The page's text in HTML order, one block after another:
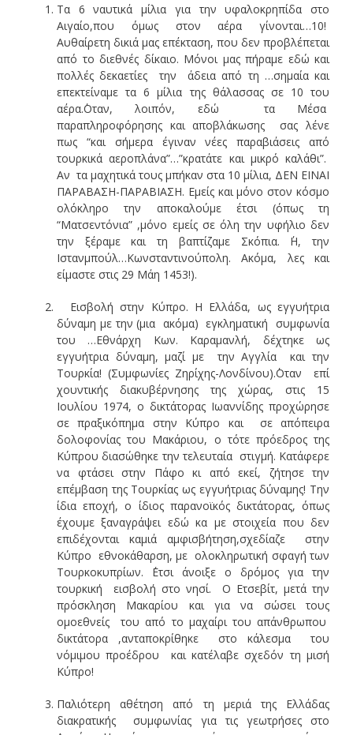
Τα 6 ναυτικά μίλια για την υφαλοκρηπίδα στο
Αιγαίο,που όμως στον αέρα γίνονται…10!
Αυθαίρετη δικιά μας επέκταση, που δεν προβλέπεται
από το διεθνές δίκαιο. Μόνοι μας πήραμε εδώ και
πολλές δεκαετίες την άδεια από τη …σημαία και
επεκτείναμε τα 6 μίλια της θάλασσας σε 10 του
αέρα.΄Οταν, λοιπόν, εδώ τα Μέσα
παραπληροφόρησης και αποβλάκωσης σας λένε
πως “και σήμερα έγιναν νέες παραβιάσεις από
τουρκικά αεροπλάνα”…”κρατάτε και μικρό καλάθι”.
Αν τα μαχητικά τους μπήκαν στα 10 μίλια, ΔΕΝ ΕΙΝΑΙ
ΠΑΡΑΒΑΣΗ-ΠΑΡΑΒΙΑΣΗ. Εμείς και μόνο στον κόσμο
ολόκληρο την αποκαλούμε έτσι (όπως τη
“Ματσεντόνια” ,μόνο εμείς σε όλη την υφήλιο δεν
την ξέραμε και τη βαπτίζαμε Σκόπια. ΄Η, την
Ιστανμπούλ…Κωνσταντινούπολη. Ακόμα, λες και
είμαστε στις 29 Μάη 1453!).
Εισβολή στην Κύπρο. Η Ελλάδα, ως εγγυήτρια
δύναμη με την (μια ακόμα) εγκληματική συμφωνία
του …Εθνάρχη Κων. Καραμανλή, δέχτηκε ως
εγγυήτρια δύναμη, μαζί με την Αγγλία και την
Τουρκία! (Συμφωνίες Ζηρίχης-Λονδίνου).΄Οταν επί
χουντικής διακυβέρνησης της χώρας, στις 15
Ιουλίου 1974, ο δικτάτορας Ιωαννίδης προχώρησε
σε πραξικόπημα στην Κύπρο και σε απόπειρα
δολοφονίας του Μακάριου, ο τότε πρόεδρος της
Κύπρου διασώθηκε την τελευταία στιγμή. Κατάφερε
να φτάσει στην Πάφο κι από εκεί, ζήτησε την
επέμβαση της Τουρκίας ως εγγυήτριας δύναμης! Την
ίδια εποχή, ο ίδιος παρανοϊκός δικτάτορας, όπως
έχουμε ξαναγράψει εδώ κα με στοιχεία που δεν
επιδέχονται καμιά αμφισβήτηση,σχεδίαζε στην
Κύπρο εθνοκάθαρση, με ολοκληρωτική σφαγή των
Τουρκοκυπρίων. ΄Ετσι άνοιξε ο δρόμος για την
τουρκική εισβολή στο νησί. Ο Ετσεβίτ, μετά την
πρόσκληση Μακαρίου και για να σώσει τους
ομοεθνείς του από το μαχαίρι του απάνθρωπου
δικτάτορα ,ανταποκρίθηκε στο κάλεσμα του
νόμιμου προέδρου και κατέλαβε σχεδόν τη μισή
Κύπρο!
Παλιότερη αθέτηση από τη μεριά της Ελλάδας
διακρατικής συμφωνίας για τις γεωτρήσες στο